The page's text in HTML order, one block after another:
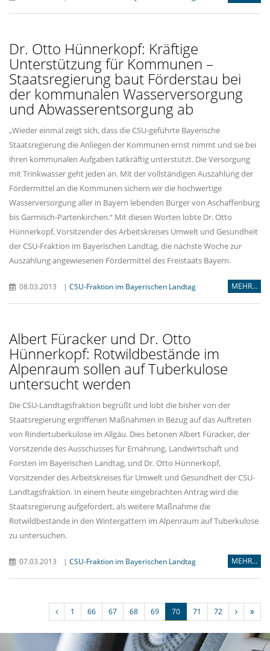
Dr. Otto Hünnerkopf: Kräftige
Unterstützung für Kommunen –
Staatsregierung baut Förderstau bei
der kommunalen Wasserversorgung
und Abwasserentsorgung ab
Wieder einmal zeigt sich, dass die CSU-geführte Bayerische
Staatsregierung die Anliegen der Kommunen ernst nimmt und sie bei
ihren kommunalen Aufgaben tatkräftig unterstützt. Die Versorgung
mit Trinkwasser geht jeden an. Mit der vollständigen Auszahlung der
Fördermittel an die Kommunen sichern wir die hochwertige
Wasserversorgung aller in Bayern lebenden Bürger von Aschaffenburg
bis Garmisch-Partenkirchen.“ Mit diesen Worten lobte Dr. Otto
Hünnerkopf, Vorsitzender des Arbeitskreises Umwelt und Gesundheit
der CSU-Fraktion im Bayerischen Landtag, die nächste Woche zur
Auszahlung angewiesenen Fördermittel des Freistaats Bayern.
08.03.2013 | CSU-Fraktion im Bayerischen Landtag MEHR...
Albert Füracker und Dr. Otto
Hünnerkopf: Rotwildbestände im
Alpenraum sollen auf Tuberkulose
untersucht werden
Die CSU-Landtagsfraktion begrüßt und lobt die bisher von der
Staatsregierung ergriffenen Maßnahmen in Bezug auf das Auftreten
von Rindertuberkulose im Allgäu. Dies betonen Albert Füracker, der
Vorsitzende des Ausschusses für Ernährung, Landwirtschaft und
Forsten im Bayerischen Landtag, und Dr. Otto Hünnerkopf,
Vorsitzender des Arbeitskreises für Umwelt und Gesundheit der CSU-
Landtagsfraktion. In einem heute eingebrachten Antrag wird die
Staatsregierung aufgefordert, als weitere Maßnahme die
Rotwildbestände in den Wintergattern im Alpenraum auf Tuberkulose
zu untersuchen.
07.03.2013 | CSU-Fraktion im Bayerischen Landtag MEHR...
1 66 67 68 69 70 71 72